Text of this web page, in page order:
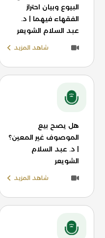
البيوع وبيان احتراز
الفقهاء فيهما | د.
عبد السلام الشويعر
شاهد المزيد
هل يصح بيع
الموصوف غير المعين؟
| د. عبد السلام
الشويعر
شاهد المزيد